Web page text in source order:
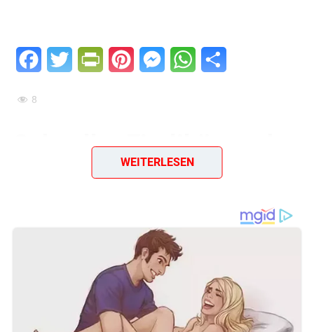
FacebookTwitter PrintFriendly
PinterestMessengerWhatsApp
8
Schneller Eierlikör nach
DDR-Rezept
Bist du bereit, einen Hauch von Nostalgie zu erleben?
schnelle Eierlikör nach DDR-Rezept
Richtige für dich! In der DDR war dieser Likör eine beliebte
Spirituose, die zu besonderen Anlässen oder als Geschenk
geschätzt wurde. Doch auch heute noch kannst du ihn
einfach und schnell zubereiten und dich von seinem
köstlich cremigen Geschmack verzaubern lassen. Mit nur
WEITERLESEN